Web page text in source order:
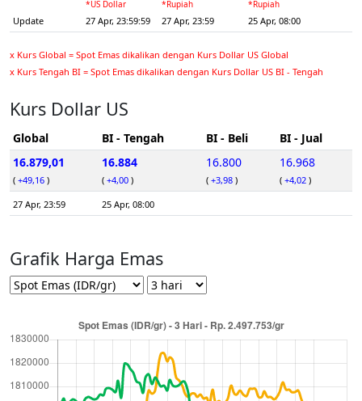
Update
*US Dollar
27 Apr, 23:59:59
*Rupiah
27 Apr, 23:59
*Rupiah
25 Apr, 08:00
x Kurs Global = Spot Emas dikalikan dengan Kurs Dollar US Global
x Kurs Tengah BI = Spot Emas dikalikan dengan Kurs Dollar US BI - Tengah
Kurs Dollar US
Global BI - Tengah BI - Beli
BI - Jual
16.879,01
( +49,16 )
16.884
( +4,00 )
16.800
( +3,98 )
16.968
( +4,02 )
27 Apr, 23:59
25 Apr, 08:00
Grafik Harga Emas